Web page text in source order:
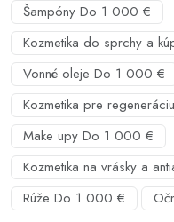
Šampóny Do 1 000 €
Kozmetika do sprchy a
Vonné oleje Do 1 000 €
Kozmetika pre
Make upy Do 1 000 €
Kozmetika na vrásky a
Rúže Do 1 000 €